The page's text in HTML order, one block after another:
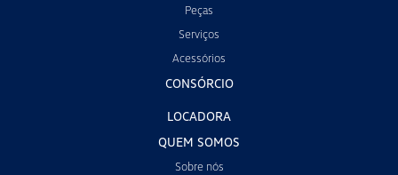
Peças
Serviços
Acessórios
CONSÓRCIO
LOCADORA
QUEM SOMOS
Sobre nós